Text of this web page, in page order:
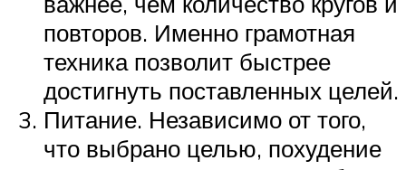
повторов. Именно грамотная
техника позволит быстрее
достигнуть поставленных целей.
Питание. Независимо от того,
что выбрано целью, похудение